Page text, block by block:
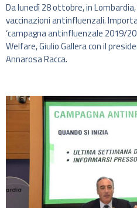
Da lunedì 28 ottobre, in
vaccinazioni antinfluenzali.
‘campagna antinfluenzale 2019/
Welfare, Giulio Gallera con il
Annarosa Racca.